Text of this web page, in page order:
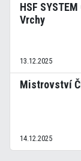
HSF
Vrchy
13.12.2025
Mistrovství
14.12.2025